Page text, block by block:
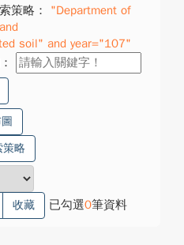
策略：
"Department of
soil" and year="107"
策略
收藏 已勾選0筆資料